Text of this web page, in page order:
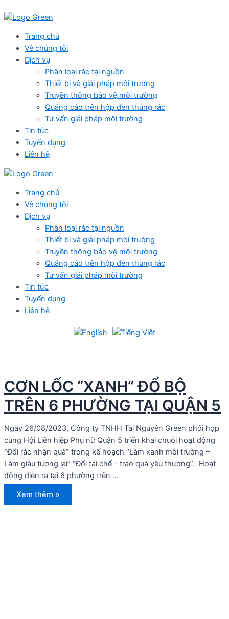
to
content
Menu
Trang chủ
Về chúng tôi
Dịch vụ
Phân loại rác tại nguồn
Thiết bị và giải pháp môi trường
Truyền thông bảo vệ môi trường
Quảng cáo trên hộp đèn thùng rác
Tư vấn giải pháp môi trường
Tin tức
Tuyển dụng
Liên hệ
Trang chủ
Về chúng tôi
Dịch vụ
Phân loại rác tại nguồn
Thiết bị và giải pháp môi trường
Truyền thông bảo vệ môi trường
Quảng cáo trên hộp đèn thùng rác
Tư vấn giải pháp môi trường
Tin tức
Tuyển dụng
Liên hệ
CƠN LỐC “XANH” ĐỔ BỘ
TRÊN 6 PHƯỜNG TẠI QUẬN 5
Ngày 26/08/2023, Công ty TNHH Tài Nguyên Green phối hợp
cùng Hội Liên hiệp Phụ nữ Quận 5 triển khai chuỗi hoạt động
“Đổi rác nhận quà” trong kế hoạch “Làm xanh môi trường –
Làm giàu tương lai” “Đổi tái chế – trao quà yêu thương”. Hoạt
động diễn ra tại 6 phường trên …
CƠN
LỐC
“XANH”
Xem thêm »